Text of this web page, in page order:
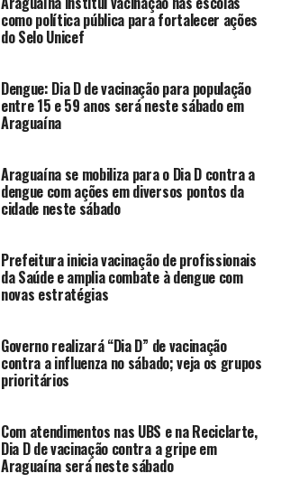
como política pública para fortalecer ações
do Selo Unicef
Dengue: Dia D de vacinação para população
entre 15 e 59 anos será neste sábado em
Araguaína
Araguaína se mobiliza para o Dia D contra a
dengue com ações em diversos pontos da
cidade neste sábado
Prefeitura inicia vacinação de profissionais
da Saúde e amplia combate à dengue com
novas estratégias
Governo realizará “Dia D” de vacinação
contra a influenza no sábado; veja os grupos
prioritários
Com atendimentos nas UBS e na Reciclarte,
Dia D de vacinação contra a gripe em
Araguaína será neste sábado